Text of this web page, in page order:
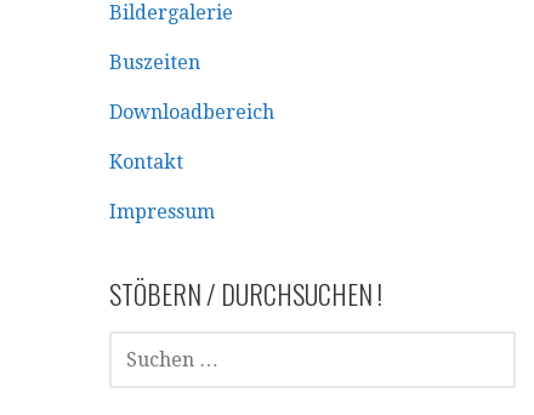
Bildergalerie
Buszeiten
Downloadbereich
Kontakt
Impressum
STÖBERN / DURCHSUCHEN !
SUCHEN
NACH: